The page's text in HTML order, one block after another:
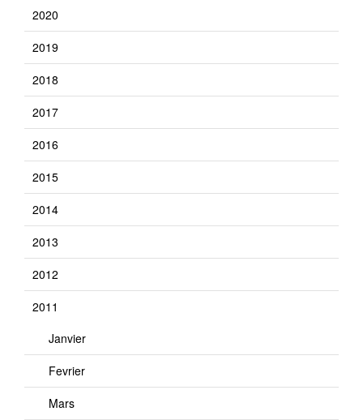
2020
2019
2018
2017
2016
2015
2014
2013
2012
2011
Janvier
Fevrier
Mars